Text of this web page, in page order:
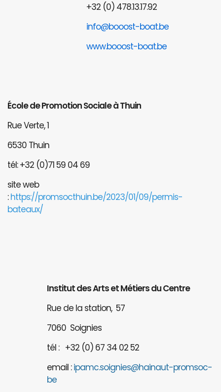
+32 (0) 478.13.17.92
info@booost-boat.be
www.booost-boat.be
École de Promotion Sociale à Thuin
Rue Verte, 1
6530 Thuin
tél: +32 (0)71 59 04 69
site web
:https://promsocthuin.be/2023/01/09/permis-
bateaux/
Institut des Arts et Métiers du Centre
Rue de la station, 57
7060 Soignies
tél : +32 (0) 67 34 02 52
email :ipamc.soignies@hainaut-promsoc-
be